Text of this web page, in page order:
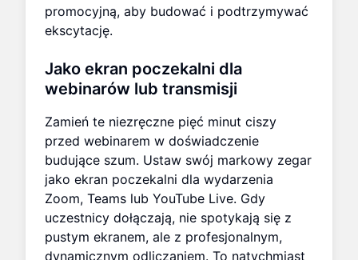
promocyjną, aby budować i podtrzymywać
ekscytację.
Jako ekran poczekalni dla
webinarów lub transmisji
Zamień te niezręczne pięć minut ciszy
przed webinarem w doświadczenie
budujące szum. Ustaw swój markowy zegar
jako ekran poczekalni dla wydarzenia
Zoom, Teams lub YouTube Live. Gdy
uczestnicy dołączają, nie spotykają się z
pustym ekranem, ale z profesjonalnym,
dynamicznym odliczaniem. To natychmiast